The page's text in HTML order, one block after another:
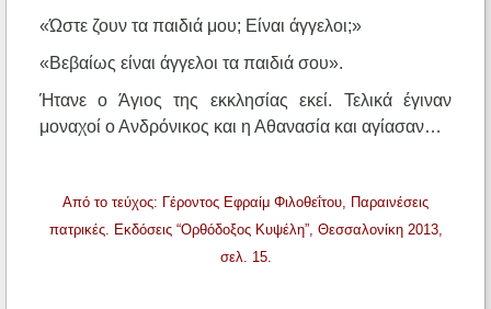
«Ώστε ζουν τα παιδιά μου; Είναι άγγελοι;»
«Βεβαίως είναι άγγελοι τα παιδιά σου».
Ήτανε ο Άγιος της εκκλησίας εκεί. Τελικά έγιναν
μοναχοί ο Ανδρόνικος και η Αθανασία και αγίασαν…
Από το τεύχος: Γέροντος Εφραίμ Φιλοθεΐτου, Παραινέσεις
πατρικές. Εκδόσεις “Ορθόδοξος Κυψέλη”, Θεσσαλονίκη 2013,
σελ. 15.